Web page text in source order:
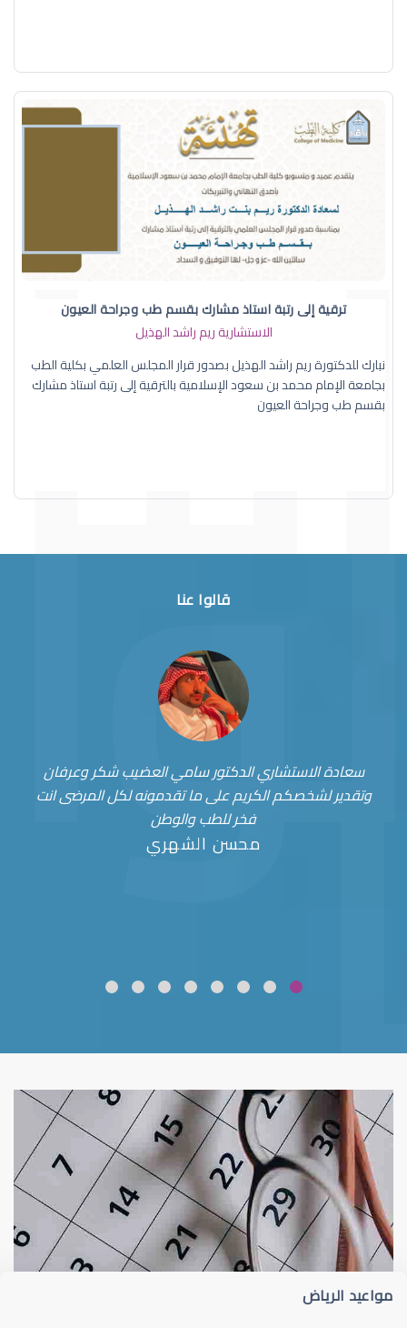
ترقية إلى رتبة استاذ مشارك بقسم طب وجراحة العيون
الاستشارية ريم راشد الهذيل
نبارك للدكتورة ريم راشد الهذيل بصدور قرار المجلس العلمي بكلية الطب
بجامعة الإمام محمد بن سعود الإسلامية بالترقية إلى رتبة استاذ مشارك
بقسم طب وجراحة العيون
قالوا عنا
سعادة الاستشاري الدكتور سامي العضيب شكر وعرفان
وتقدير لشخصكم الكريم على ما تقدمونه لكل المرضى انت
فخر للطب والوطن
محسن الشهري
قلوبال لرعاية العين ضعف نظر
مواعيد الرياض